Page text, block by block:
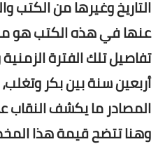
التاريخ وغيرها من الكتب
عنها في هذه الكتب هو
تفاصيل تلك الفترة
أربعين سنة بين بكر
المصادر ما يكشف النقاب
وهنا تتضح قيمة هذا